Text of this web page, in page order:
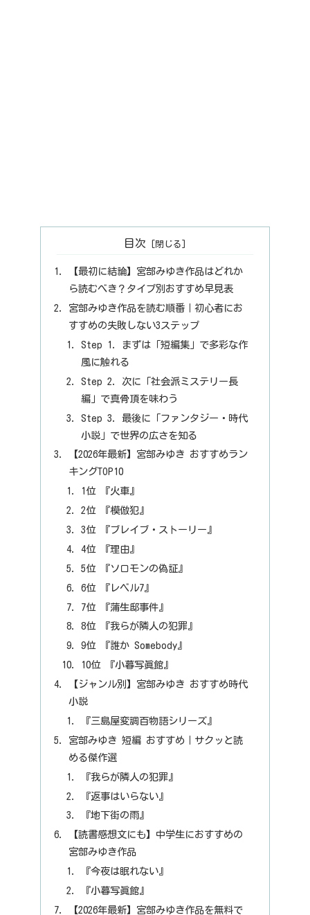
目次
【最初に結論】宮部みゆき作品はどれか
ら読むべき？タイプ別おすすめ早見表
宮部みゆき作品を読む順番｜初心者にお
すすめの失敗しない3ステップ
Step 1. まずは「短編集」で多彩な作
風に触れる
Step 2. 次に「社会派ミステリー長
編」で真骨頂を味わう
Step 3. 最後に「ファンタジー・時代
小説」で世界の広さを知る
【2026年最新】宮部みゆき おすすめラン
キングTOP10
1位 『火車』
2位 『模倣犯』
3位 『ブレイブ・ストーリー』
4位 『理由』
5位 『ソロモンの偽証』
6位 『レベル7』
7位 『蒲生邸事件』
8位 『我らが隣人の犯罪』
9位 『誰か Somebody』
10位 『小暮写眞館』
【ジャンル別】宮部みゆき おすすめ時代
小説
『三島屋変調百物語シリーズ』
宮部みゆき 短編 おすすめ｜サクッと読
める傑作選
『我らが隣人の犯罪』
『返事はいらない』
『地下街の雨』
【読書感想文にも】中学生におすすめの
宮部みゆき作品
『今夜は眠れない』
『小暮写眞館』
【2026年最新】宮部みゆき作品を無料で